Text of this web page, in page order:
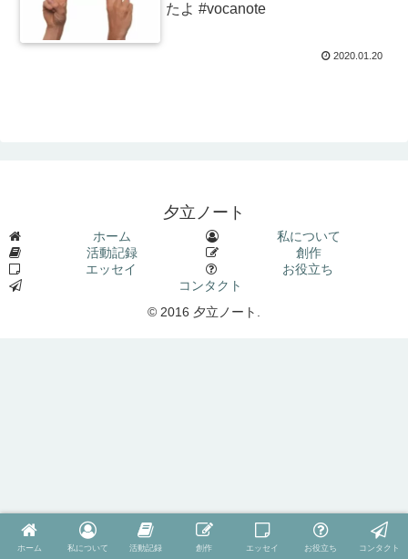
たよ #vocanote
2020.01.20
夕立ノート
ホーム
私について
活動記録
創作
エッセイ
お役立ち
コンタクト
© 2016 夕立ノート.
ホーム 私について 活動記録 創作 エッセイ お役立ち コンタクト